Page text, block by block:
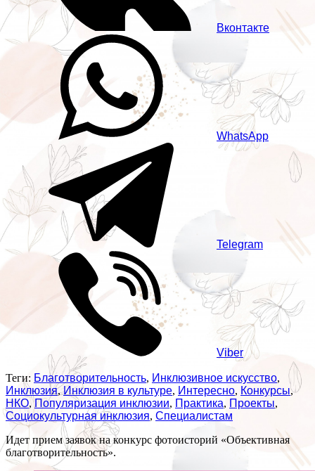
Вконтакте
WhatsApp
Telegram
Viber
Теги: Благотворительность, Инклюзивное искусство,
Инклюзия,Инклюзия в культуре, Интересно, Конкурсы,
НКО,Популяризация инклюзии, Практика, Проекты,
Социокультурная инклюзия, Специалистам
Идет прием заявок на конкурс фотоисторий «Объективная
благотворительность».